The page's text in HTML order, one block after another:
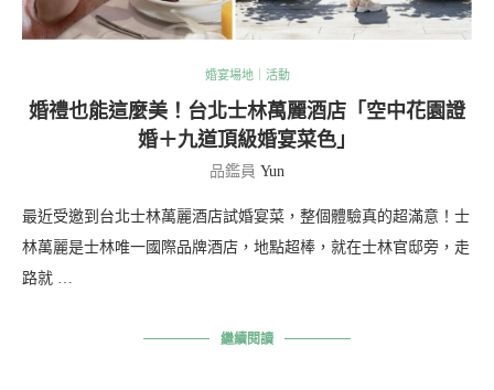
婚宴場地｜活動
婚禮也能這麼美！台北士林萬麗酒店「空中花園證
婚＋九道頂級婚宴菜色」
品鑑員 Yun
最近受邀到台北士林萬麗酒店試婚宴菜，整個體驗真的超滿意！士
林萬麗是士林唯一國際品牌酒店，地點超棒，就在士林官邸旁，走
路就 …
繼續閱讀